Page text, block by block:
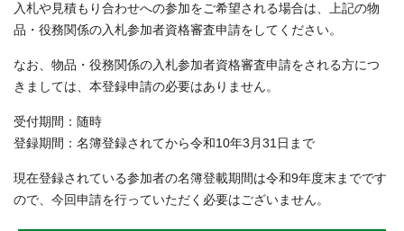
入札や見積もり合わせへの参加をご希望される場合は、上記の物
品・役務関係の入札参加者資格審査申請をしてください。
なお、物品・役務関係の入札参加者資格審査申請をされる方につ
きましては、本登録申請の必要はありません。
受付期間：随時
登録期間：名簿登録されてから令和10年3月31日まで
現在登録されている参加者の名簿登載期間は令和9年度末までです
ので、今回申請を行っていただく必要はございません。